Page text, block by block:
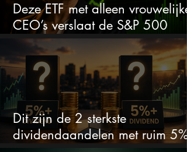
Deze ETF met alleen vrouwelijke
CEO’s verslaat de S&P 500
keihard
Dit zijn de 2 sterkste
dividendaandelen met ruim 5%